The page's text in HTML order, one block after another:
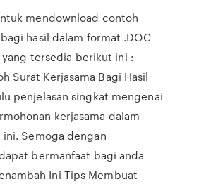
mendownload contoh
hasil dalam format .DOC
tersedia berikut ini :
Surat Kerjasama Bagi Hasil
penjelasan singkat mengenai
kerjasama dalam
Semoga dengan
bermanfaat bagi anda
Ini Tips Membuat